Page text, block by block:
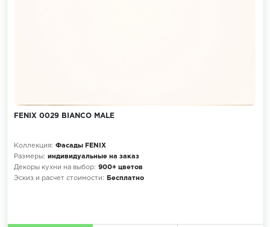
FENIX 0029 BIANCO MALE
Коллекция: Фасады FENIX
Размеры: индивидуальные на заказ
Декоры кухни на выбор: 900+ цветов
Эскиз и расчет стоимости:
Бесплатно